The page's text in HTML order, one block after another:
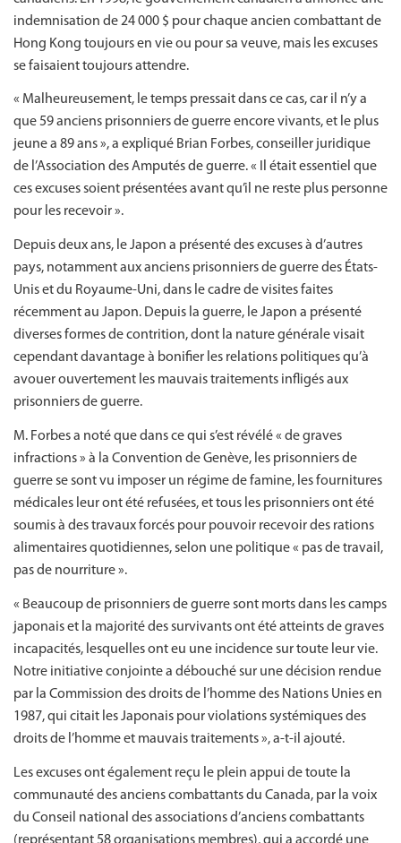
indemnisation de 24 000 $ pour chaque ancien combattant de
Hong Kong toujours en vie ou pour sa veuve, mais les excuses
se faisaient toujours attendre.
« Malheureusement, le temps pressait dans ce cas, car il n’y a
que 59 anciens prisonniers de guerre encore vivants, et le plus
jeune a 89 ans », a expliqué Brian Forbes, conseiller juridique
de l’Association des Amputés de guerre. « Il était essentiel que
ces excuses soient présentées avant qu’il ne reste plus personne
pour les recevoir ».
Depuis deux ans, le Japon a présenté des excuses à d’autres
pays, notamment aux anciens prisonniers de guerre des États-
Unis et du Royaume-Uni, dans le cadre de visites faites
récemment au Japon. Depuis la guerre, le Japon a présenté
diverses formes de contrition, dont la nature générale visait
cependant davantage à bonifier les relations politiques qu’à
avouer ouvertement les mauvais traitements infligés aux
prisonniers de guerre.
M. Forbes a noté que dans ce qui s’est révélé « de graves
infractions » à la Convention de Genève, les prisonniers de
guerre se sont vu imposer un régime de famine, les fournitures
médicales leur ont été refusées, et tous les prisonniers ont été
soumis à des travaux forcés pour pouvoir recevoir des rations
alimentaires quotidiennes, selon une politique « pas de travail,
pas de nourriture ».
« Beaucoup de prisonniers de guerre sont morts dans les camps
japonais et la majorité des survivants ont été atteints de graves
incapacités, lesquelles ont eu une incidence sur toute leur vie.
Notre initiative conjointe a débouché sur une décision rendue
par la Commission des droits de l’homme des Nations Unies en
1987, qui citait les Japonais pour violations systémiques des
droits de l’homme et mauvais traitements », a-t-il ajouté.
Les excuses ont également reçu le plein appui de toute la
communauté des anciens combattants du Canada, par la voix
du Conseil national des associations d’anciens combattants
(représentant 58 organisations membres), qui a accordé une